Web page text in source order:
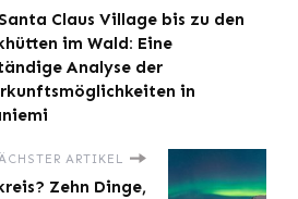
Claus Village bis zu den
im Wald: Eine
Analyse der
in
ARTIKEL
Zehn Dinge,